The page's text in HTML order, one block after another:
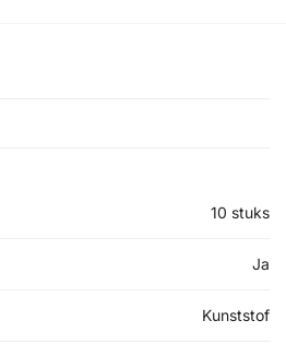
10 stuks
Ja
Kunststof